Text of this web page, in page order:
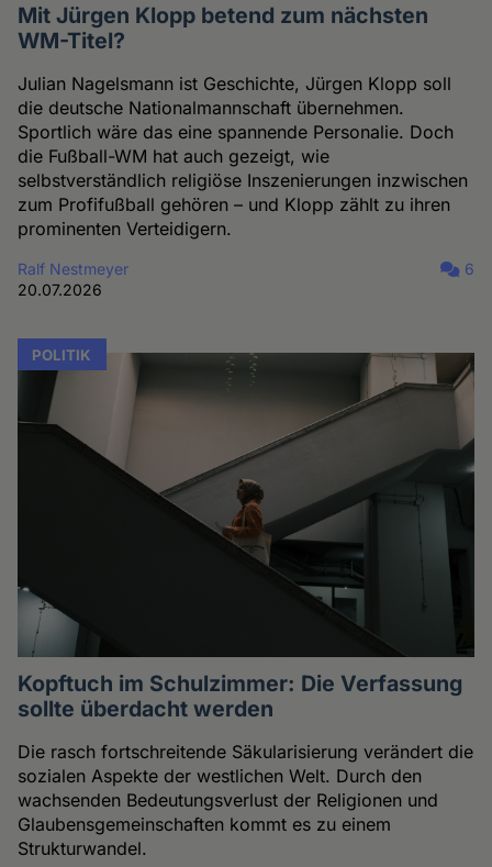
Mit Jürgen Klopp betend zum nächsten
WM-Titel?
Julian Nagelsmann ist Geschichte, Jürgen Klopp soll
die deutsche Nationalmannschaft übernehmen.
Sportlich wäre das eine spannende Personalie. Doch
die Fußball-WM hat auch gezeigt, wie
selbstverständlich religiöse Inszenierungen inzwischen
zum Profifußball gehören – und Klopp zählt zu ihren
prominenten Verteidigern.
Ralf Nestmeyer
20.07.2026
6
POLITIK
Kopftuch im Schulzimmer: Die Verfassung
sollte überdacht werden
Die rasch fortschreitende Säkularisierung verändert die
sozialen Aspekte der westlichen Welt. Durch den
wachsenden Bedeutungsverlust der Religionen und
Glaubensgemeinschaften kommt es zu einem
Strukturwandel.